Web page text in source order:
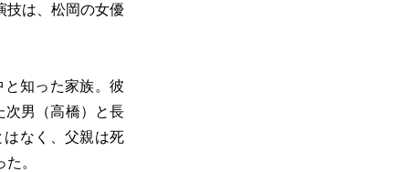
技は、松岡の女優
知った家族。彼
次男（高橋）と長
なく、父親は死
。